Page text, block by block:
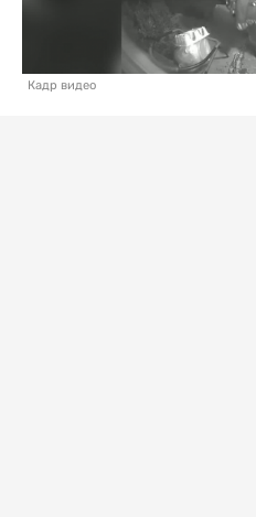
Кадр видео